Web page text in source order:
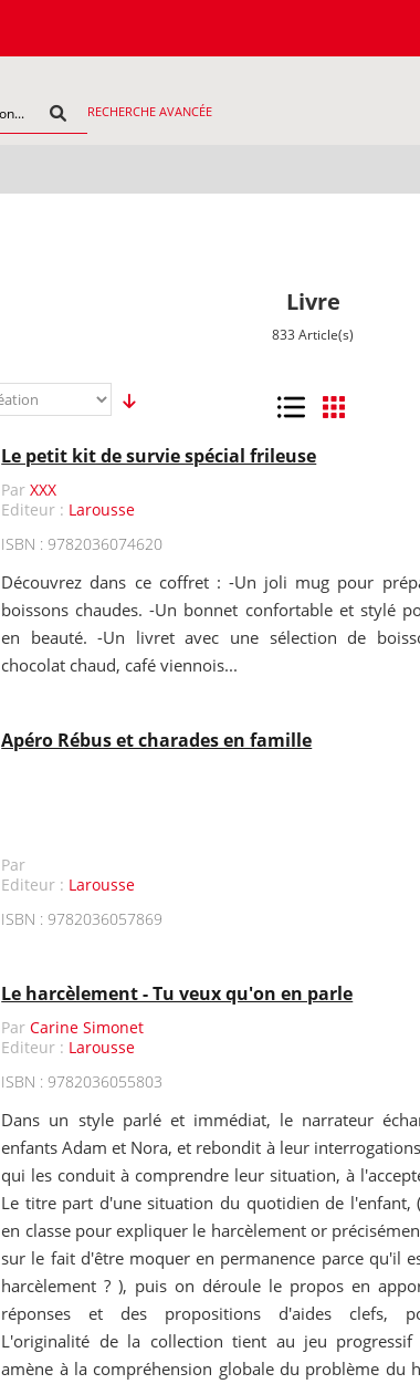
RECHERCHE AVANCÉE
Livre
833 Article(s)
Liste Grille
Le petit kit de survie spécial frileuse
ParXXX
Editeur : Larousse
ISBN : 9782036074620
Découvrez dans ce coffret : -Un joli mug pour
boissons chaudes. -Un bonnet confortable et stylé
en beauté. -Un livret avec une sélection de
chocolat chaud, café viennois...
Apéro Rébus et charades en famille
Par
Editeur : Larousse
ISBN : 9782036057869
Le harcèlement - Tu veux qu'on en parle
ParCarine Simonet
Editeur : Larousse
ISBN : 9782036055803
Dans un style parlé et immédiat, le narrateur
enfants Adam et Nora, et rebondit à leur
qui les conduit à comprendre leur situation, à
Le titre part d'une situation du quotidien de l'enfant,
en classe pour expliquer le harcèlement or
sur le fait d'être moquer en permanence parce qu'il
harcèlement ? ), puis on déroule le propos en
réponses et des propositions d'aides clefs,
L'originalité de la collection tient au jeu progressif
amène à la compréhension globale du problème du